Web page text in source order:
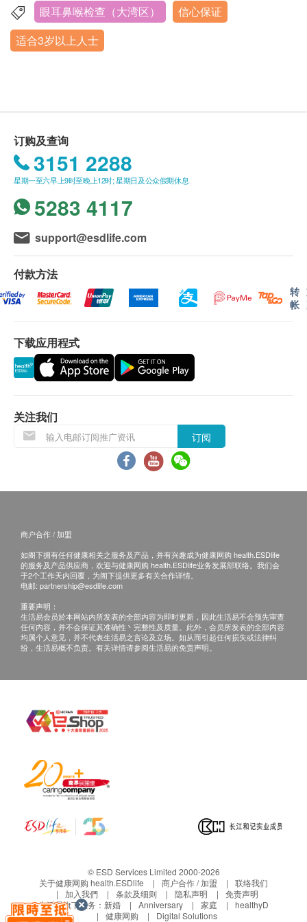
核对客户的姓名、出生年月日、手机号及健康网购
health.ESDlife订购成功之电邮。
订单如需改期，请至少提前1个工作日联络深圳普
废。
体检时, 如果遇到医生不会说广东话的情况，深圳
普瑞星耀眼科医院可安排医护人员陪同提供翻译服
务。
如果商户页面与体检计划页面的繁体中文、简体中
繁体中文版本为准。
二、体检报告领取和讲解
客人可在体检日确认报告语言（可选择繁体中文，
体检报告会在体检后10个工作日内完成，客户可选
择以下途径查看体检报告：
1. 体检报告完成后，深圳普瑞星耀眼科医院会
2. 预留E-mail，深圳普瑞星耀眼科医院会在报告
完成后发送至客人电邮地址。
3. 预留邮寄地址，深圳普瑞星耀眼科医院会在
报告完成后邮寄，邮费到付（可送到港澳地
区）。
间（联络电话：+852 39622556；Whatsapp：
+852 46199394），医生会按预约时间主动联络
2. 当面讲解：需至少提前1个工作日预约具体时
间（联络电话：+852 39622556；Whatsapp：
+852 46199394），体检客户在约定时间到深圳
人民南路3012号天安国际大厦1-4楼
三、免责声明
如有争议，健康网购health.ESDlife及深圳普瑞星耀眼
1. 所有健康检查/服务并非作为医务诊断或治疗用途。
认可资格的医生，作出诊断及治疗。
2. 本服务/产品由商户提供。生活易【健康网购
health.ESDlife】并没有经营或提供本服务/产品。有
广东省深圳市罗湖区南湖街道嘉北社区人民南路3012号天
安国际大厦1-4楼
星期一至星期日︰8:30a.m. – 17:30p.m.
眼耳鼻喉检查（大湾区）
信心保证
适合3岁以上人士
订购及查询
3151 2288
星期一至六早上9时至晚上12时; 星期日及公众假期休息
5283 4117
support@esdlife.com
付款方法
转
帐
下载应用程式
关注我们
订阅
商户合作 / 加盟
如阁下拥有任何健康相关之服务及产品，并有兴趣成为健康网购 health.ESDlife
的服务及产品供应商，欢迎与健康网购 health.ESDlife业务发展部联络。我们会
于2个工作天内回覆，为阁下提供更多有关合作详情。
电邮: partnership@esdlife.com
重要声明：
生活易会员於本网站内所发表的全部内容为即时更新，因此生活易不会预先审查
任何内容，并不会保证其准确性丶完整性及质量。此外，会员所发表的全部内容
均属个人意见，并不代表生活易之言论及立场。如从而引起任何损失或法律纠
纷，生活易概不负责。有关详情请参阅生活易的免责声明。
© ESD Services Limited 2000-2026
关于健康网购 health.ESDlife
商户合作 / 加盟
联络我们
加入我們
条款及细则 隐私声明
免责声明
生活易旗下业务： 新婚 Anniversary 家庭
healthyD
健康网购
Digital Solutions